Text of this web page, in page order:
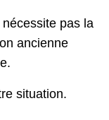
pas la
ancienne
situation.